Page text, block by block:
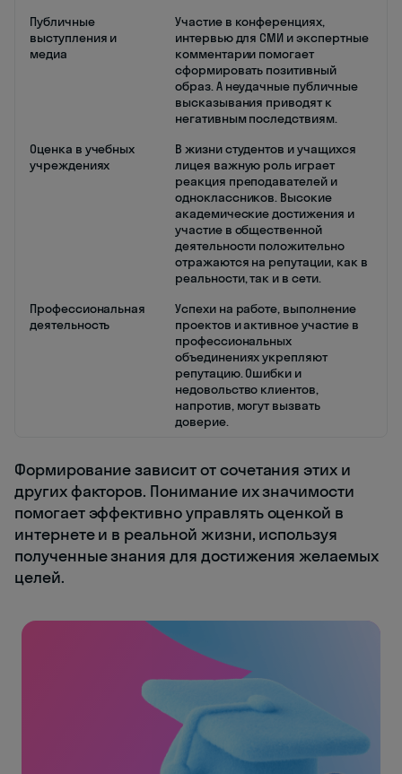
Публичные
выступления и
медиа
Участие в конференциях,
интервью для СМИ и экспертные
комментарии помогает
сформировать позитивный
образ. А неудачные публичные
высказывания приводят к
негативным последствиям.
Оценка в учебных
учреждениях
В жизни студентов и учащихся
лицея важную роль играет
реакция преподавателей и
одноклассников. Высокие
академические достижения и
участие в общественной
деятельности положительно
отражаются на репутации, как в
реальности, так и в сети.
Профессиональная
деятельность
Успехи на работе, выполнение
проектов и активное участие в
профессиональных
объединениях укрепляют
репутацию. Ошибки и
недовольство клиентов,
напротив, могут вызвать
доверие.
Формирование зависит от сочетания этих и
других факторов. Понимание их значимости
помогает эффективно управлять оценкой в
интернете и в реальной жизни, используя
полученные знания для достижения желаемых
целей.